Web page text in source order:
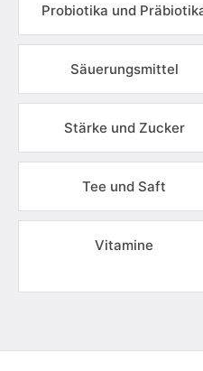
Probiotika und
Säuerungsmittel
Stärke und Zucker
Tee und Saft
Vitamine